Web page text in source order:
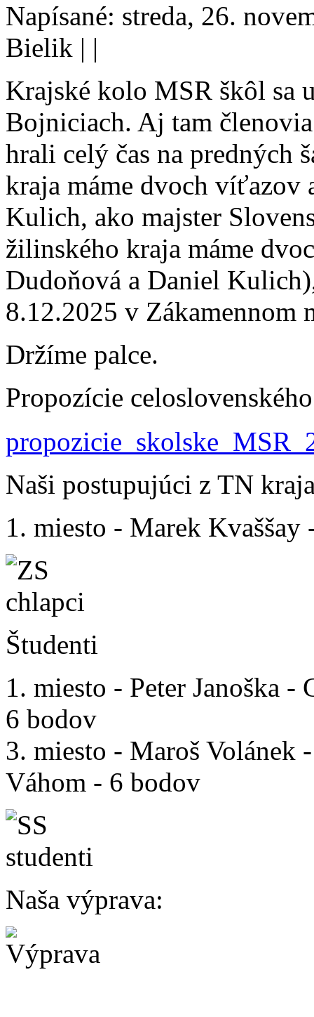
Napísané: streda, 26.
Bielik | |
Krajské kolo MSR škôl sa
Bojniciach. Aj tam
hrali celý čas na predných
kraja máme dvoch
Kulich, ako majster
žilinského kraja máme
Dudoňová a Daniel
8.12.2025 v Zákamennom
Držíme palce.
Propozície
Naši postupujúci z TN
1. miesto - Marek
Študenti
1. miesto - Peter Janoška
6 bodov
3. miesto - Maroš Volánek
Váhom - 6 bodov
Naša výprava: